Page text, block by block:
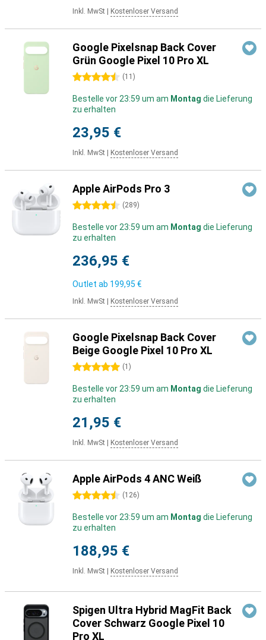
Inkl. MwSt Kostenloser Versand
Google Pixelsnap Back Cover
Grün Google Pixel 10 Pro XL
4.5 Sterne (11 )
Bestelle vor 23:59 um am Montag die Lieferung
zu erhalten
23,95 €
Inkl. MwSt Kostenloser Versand
Apple AirPods Pro 3
4.5 Sterne (289)
Bestelle vor 23:59 um am Montag die Lieferung
zu erhalten
236,95 €
Outlet ab 199,95 €
Inkl. MwSt Kostenloser Versand
Google Pixelsnap Back Cover
Beige Google Pixel 10 Pro XL
5 Sterne (1 )
Bestelle vor 23:59 um am Montag die Lieferung
zu erhalten
21,95 €
Inkl. MwSt Kostenloser Versand
Apple AirPods 4 ANC Weiß
4.5 Sterne (126)
Bestelle vor 23:59 um am Montag die Lieferung
zu erhalten
188,95 €
Inkl. MwSt Kostenloser Versand
Spigen Ultra Hybrid MagFit Back
Cover Schwarz Google Pixel 10
Pro XL